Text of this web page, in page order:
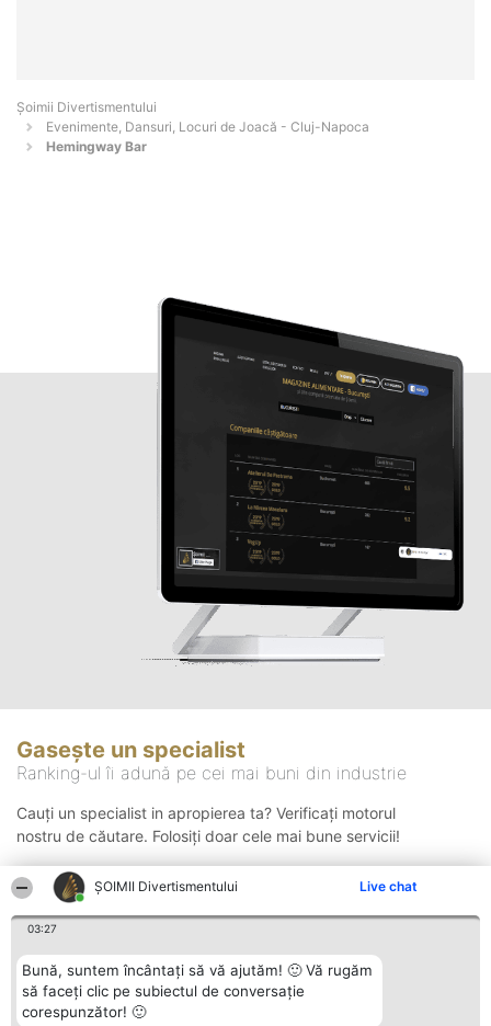
ŞOIMII Divertismentului Live chat
03:27
Bună, suntem încântați să vă ajutăm! 🙂 Vă rugăm
să faceți clic pe subiectul de conversație
corespunzător! 🙂
Şoimii Divertismentului
Evenimente, Dansuri, Locuri de Joacă - Cluj-Napoca
Hemingway Bar
Gasește un specialist
Ranking-ul îi adună pe cei mai buni din industrie
Cauți un specialist in apropierea ta? Verificați motorul
nostru de căutare. Folosiți doar cele mai bune servicii!